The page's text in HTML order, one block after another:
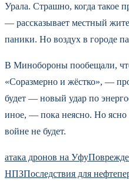
Урала. Страшно, когда такое
— рассказывает местный
паники. Но воздух в городе
В Минобороны пообещали, что
«Соразмерно и жёстко», —
будет — новый удар по
иное, — пока неясно. Но
войне не будет.
атака дронов на Уфу
НПЗПоследствия для